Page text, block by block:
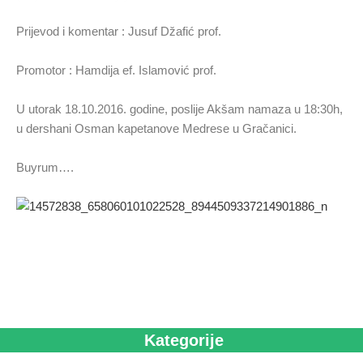
Prijevod i komentar : Jusuf Džafić prof.
Promotor : Hamdija ef. Islamović prof.
U utorak 18.10.2016. godine, poslije Akšam namaza u 18:30h,
u dershani Osman kapetanove Medrese u Gračanici.
Buyrum….
Kategorije